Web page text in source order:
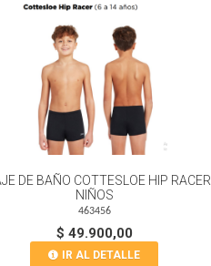
DE BAÑO COTTESLOE HIP RACER
NIÑOS
463456
$ 49.900,00
IR AL DETALLE